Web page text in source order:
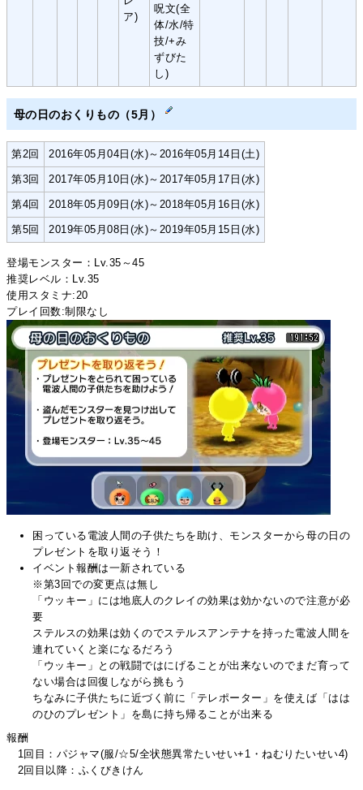
ア)
呪文(全
体/水/特
技/+み
ずびた
し)
母の日のおくりもの（5月）
第2回 2016年05月04日(水)～2016年05月14日(土)
第3回 2017年05月10日(水)～2017年05月17日(水)
第4回 2018年05月09日(水)～2018年05月16日(水)
第5回 2019年05月08日(水)～2019年05月15日(水)
登場モンスター：Lv.35～45
推奨レベル：Lv.35
使用スタミナ:20
プレイ回数:制限なし
困っている電波人間の子供たちを助け、モンスターから母の日の
プレゼントを取り返そう！
イベント報酬は一新されている
※第3回での変更点は無し
「ウッキー」には地底人のクレイの効果は効かないので注意が必
要
ステルスの効果は効くのでステルスアンテナを持った電波人間を
連れていくと楽になるだろう
「ウッキー」との戦闘ではにげることが出来ないのでまだ育って
ない場合は回復しながら挑もう
ちなみに子供たちに近づく前に「テレポーター」を使えば「はは
のひのプレゼント」を島に持ち帰ることが出来る
報酬
1回目：パジャマ(服/☆5/全状態異常たいせい+1・ねむりたいせい4)
2回目以降：ふくびきけん